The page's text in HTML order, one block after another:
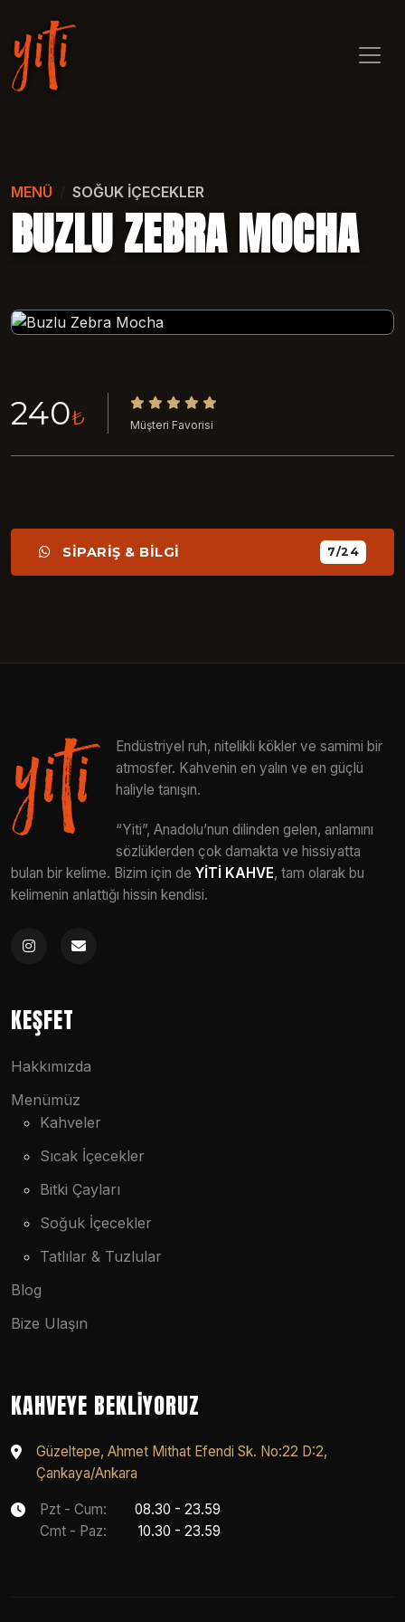
MENÜ SOĞUK İÇECEKLER
BUZLU ZEBRA MOCHA
240₺ Müşteri Favorisi
SİPARİŞ & BİLGİ 7/24
Endüstriyel ruh, nitelikli kökler ve samimi bir
atmosfer. Kahvenin en yalın ve en güçlü
haliyle tanışın.
“Yiti”, Anadolu’nun dilinden gelen, anlamını
sözlüklerden çok damakta ve hissiyatta
bulan bir kelime. Bizim için de YİTİ KAHVE, tam olarak bu
kelimenin anlattığı hissin kendisi.
KEŞFET
Hakkımızda
Menümüz
Kahveler
Sıcak İçecekler
Bitki Çayları
Soğuk İçecekler
Tatlılar & Tuzlular
Blog
Bize Ulaşın
KAHVEYE BEKLIYORUZ
Güzeltepe, Ahmet Mithat Efendi Sk. No:22 D:2,
Çankaya/Ankara
Pzt - Cum:
08.30 - 23.59
Cmt - Paz:
10.30 - 23.59